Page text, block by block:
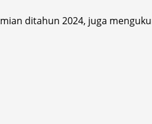
ditahun 2024, juga